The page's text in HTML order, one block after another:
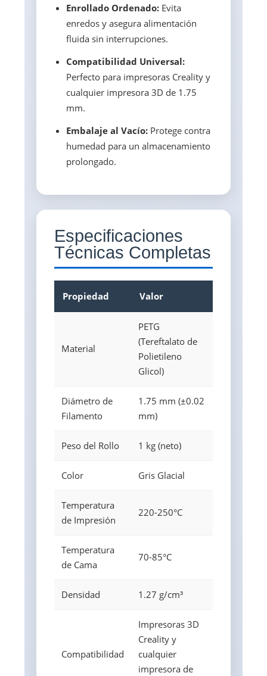
Enrollado Ordenado: Evita
enredos y asegura alimentación
fluida sin interrupciones.
Compatibilidad Universal:
Perfecto para impresoras Creality y
cualquier impresora 3D de 1.75
mm.
Embalaje al Vacío: Protege contra
humedad para un almacenamiento
prolongado.
Especificaciones
Técnicas Completas
Propiedad Valor
Material
PETG
(Tereftalato de
Polietileno
Glicol)
Diámetro de
Filamento
1.75 mm (±0.02
mm)
Peso del Rollo 1 kg (neto)
Color Gris Glacial
Temperatura
de Impresión
220-250°C
Temperatura
de Cama
70-85°C
Densidad 1.27 g/cm³
Compatibilidad
Impresoras 3D
Creality y
cualquier
impresora de